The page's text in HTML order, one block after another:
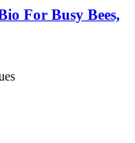
For Busy Bees,